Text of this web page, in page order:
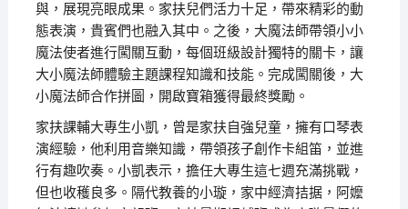
與，展現亮眼成果。家扶兒們活力十足，帶來精彩的動
態表演，貴賓們也融入其中。之後，大魔法師帶領小小
魔法使者進行闖關互動，每個班級設計獨特的關卡，讓
大小魔法師體驗主題課程知識和技能。完成闖關後，大
小魔法師合作拼圖，開啟寶箱獲得最終獎勵。
家扶課輔大專生小凱，曾是家扶自強兒童，擁有口琴表
演經驗，他利用音樂知識，帶領孩子創作卡組笛，並進
行有趣吹奏。小凱表示，擔任大專生這七週充滿挑戰，
但也收穫良多。隔代教養的小璇，家中經濟拮据，阿嬤